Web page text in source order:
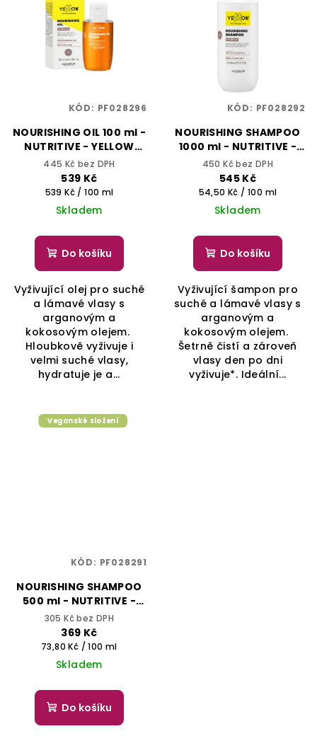
NOURISHING OIL 100 ml -
NUTRITIVE - YELLOW
PROFESSIONAL
445 Kč bez DPH
539 Kč
Měrná
cena:
539 Kč / 100 ml
Skladem
Do košíku
Vyživující olej pro suché
a lámavé vlasy s
arganovým a
kokosovým olejem.
Hloubkově vyživuje i
velmi suché vlasy,
hydratuje je a...
KÓD: PF028296
NOURISHING SHAMPOO
1000 ml - NUTRITIVE -
YELLOW PROFESSIONAL
450 Kč bez DPH
545 Kč
Měrná
cena:
54,50 Kč / 100 ml
Skladem
Do košíku
Vyživující šampon pro
suché a lámavé vlasy s
arganovým a
kokosovým olejem.
Šetrně čistí a zároveň
vlasy den po dni
vyživuje*. Ideální...
KÓD: PF028292
Veganské složení
NOURISHING SHAMPOO
500 ml - NUTRITIVE -
YELLOW PROFESSIONAL
305 Kč bez DPH
369 Kč
Měrná
cena:
73,80 Kč / 100 ml
Skladem
Do košíku
KÓD: PF028291